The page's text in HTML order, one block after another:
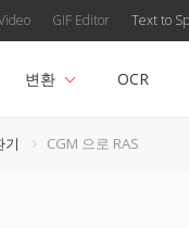
GIF Editor Text to
변환 OCR
기 CGM 으로 RAS